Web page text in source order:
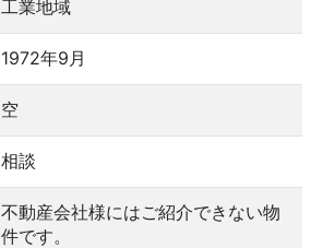
工業地域
1972年9月
空
相談
不動産会社様にはご紹介できない物
件です。